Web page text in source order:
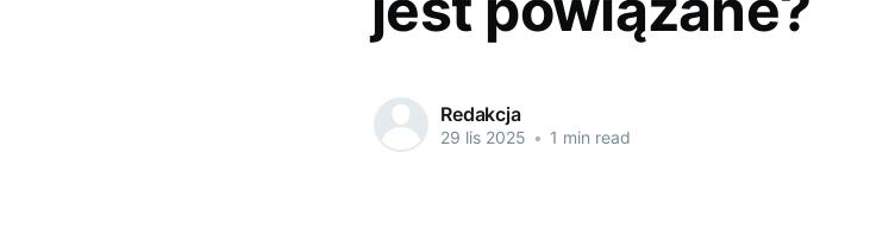
Redakcja
29 lis 2025 • 1 min read